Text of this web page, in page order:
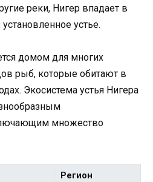
реки, Нигер впадает в
устье.
домом для многих
рыб, которые обитают в
Экосистема устья Нигера
множество
Регион